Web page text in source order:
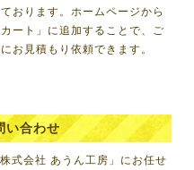
おります。ホームページから
ート」に追加することで、ご
お見積もり依頼できます。
い合わせ
式会社 あうん工房」にお任せ